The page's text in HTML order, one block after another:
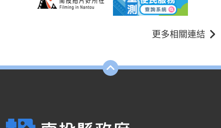
更多相關連結